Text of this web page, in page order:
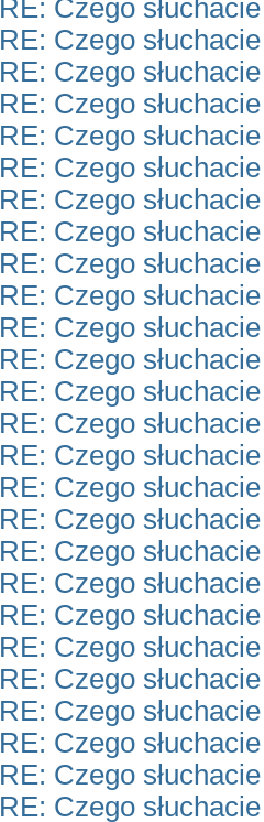
RE: Czego
RE: Czego
RE: Czego
RE: Czego
RE: Czego
RE: Czego
RE: Czego
RE: Czego
RE: Czego
RE: Czego
RE: Czego
RE: Czego
RE: Czego
RE: Czego
RE: Czego
RE: Czego
RE: Czego
RE: Czego
RE: Czego
RE: Czego
RE: Czego
RE: Czego
RE: Czego
RE: Czego
RE: Czego
RE: Czego